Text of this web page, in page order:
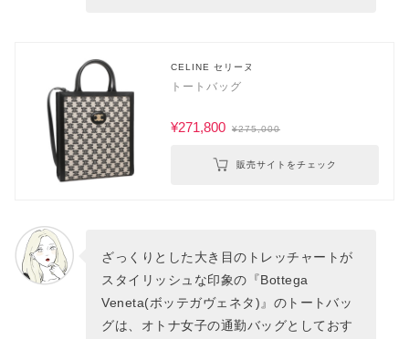
CELINE セリーヌ
トートバッグ
¥271,800 ¥275,000
販売サイトをチェック
ざっくりとした大き目のトレッチャートが
スタイリッシュな印象の『Bottega
Veneta(ボッテガヴェネタ)』のトートバッ
グは、オトナ女子の通勤バッグとしておす